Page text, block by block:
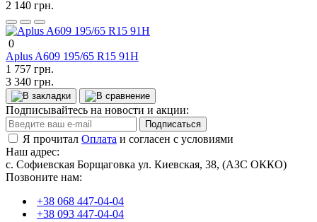
2 140 грн.
0
Aplus A609 195/65 R15 91H
1 757 грн.
3 340 грн.
Подписывайтесь на новости и акции:
Подписаться
Я прочитал Оплата и согласен с условиями
Наш адрес:
с. Софиевская Борщаговка ул. Киевская, 38, (АЗС ОККО)
Позвоните нам:
+38 068 447-04-04
+38 093 447-04-04